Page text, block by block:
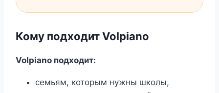
Кому подходит Volpiano
Volpiano подходит:
семьям, которым нужны школы,